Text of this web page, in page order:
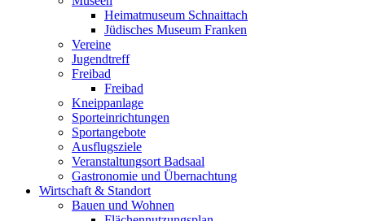
Heimatmuseum Schnaittach
Jüdisches Museum Franken
Vereine
Jugendtreff
Freibad
Freibad
Kneippanlage
Sporteinrichtungen
Sportangebote
Ausflugsziele
Veranstaltungsort Badsaal
Gastronomie und Übernachtung
Wirtschaft & Standort
Bauen und Wohnen